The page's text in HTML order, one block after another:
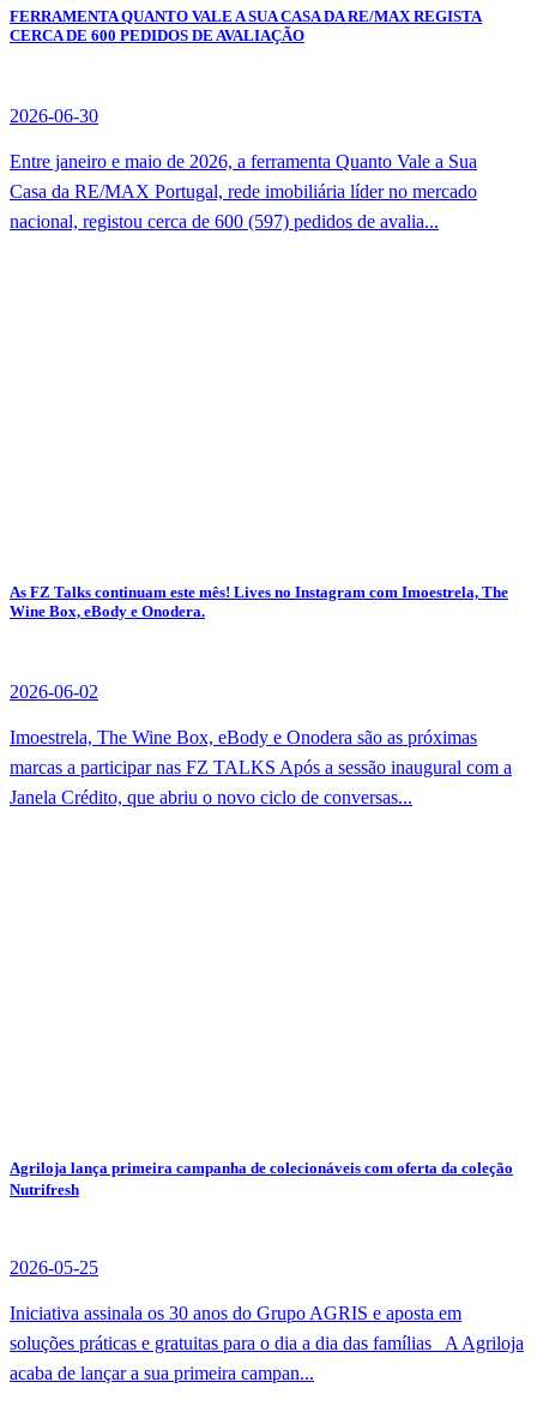
FERRAMENTA QUANTO VALE A SUA CASA DA RE/MAX REGISTA
CERCA DE 600 PEDIDOS DE AVALIAÇÃO
2026-06-30
Entre janeiro e maio de 2026, a ferramenta Quanto Vale a Sua
Casa da RE/MAX Portugal, rede imobiliária líder no mercado
nacional, registou cerca de 600 (597) pedidos de avalia...
As FZ Talks continuam este mês! Lives no Instagram com Imoestrela, The
Wine Box, eBody e Onodera.
2026-06-02
Imoestrela, The Wine Box, eBody e Onodera são as próximas
marcas a participar nas FZ TALKS Após a sessão inaugural com a
Janela Crédito, que abriu o novo ciclo de conversas...
Agriloja lança primeira campanha de colecionáveis com oferta da coleção
Nutrifresh
2026-05-25
Iniciativa assinala os 30 anos do Grupo AGRIS e aposta em
soluções práticas e gratuitas para o dia a dia das famílias A Agriloja
acaba de lançar a sua primeira campan...